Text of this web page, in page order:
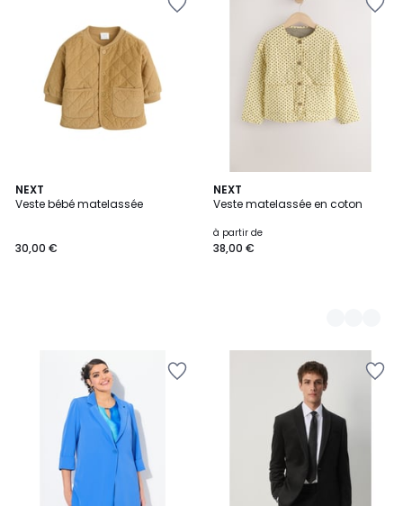
NEXT
Veste bébé matelassée
30,00 €
NEXT
Veste matelassée en coton
à partir de
38,00 €
3
Couleurs